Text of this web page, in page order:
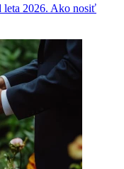
leta 2026. Ako nosiť